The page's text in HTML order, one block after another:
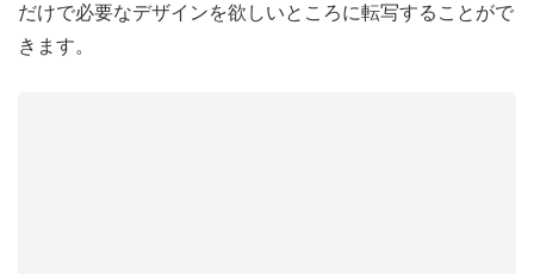
だけで必要なデザインを欲しいところに転写することがで
きます。